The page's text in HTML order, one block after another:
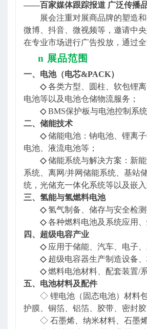
——百家媒体跟踪报道 广泛传播
展会注重对展商品牌的塑造
微博、抖音、微视频等，邀请中
在专业市场进行广告投放，通过
n 展品范围
一、电池（电芯&PACK）
◇各类方型、圆柱、软包锂
电池等以及 电池仓储物流服务 ；
◇ BMS保护板与电池控制系
二、储能技术
◇储能电池：钠电池、锂离
电池、液流电池等；
◇储能系统与解决方案： 新
系统、离网/并网储能系统、基站
统，光储充一体化系统等以及嵌
三、氢能与氢燃料电池
◇氢气制备、储存与安全检
◇ 各种燃料电池及系统应用、
四、超级电容产业
◇ 应用于储能、汽车、电子
◇ 超级电容器生产制造设备
◇燃料电池材料、配套装置/
五、电池材料及配件
◇ 锂电池（固态电池）材料
护膜、铜箔、铝箔、胶带、密封
◇ 石墨烯、纳米材料、 石墨